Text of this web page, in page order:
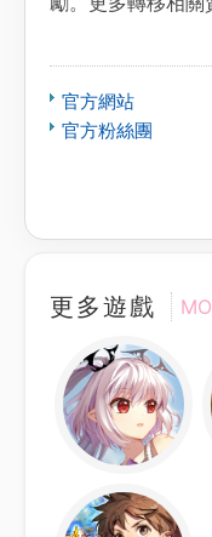
官方網站
官方粉絲團
更多遊戲